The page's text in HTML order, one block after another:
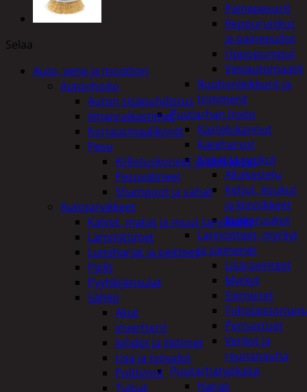
Painepesurit
Reppuruiskut
ja painepullot
Uppopumput
Vesiautomaatit
Ruohonleikkurit ja
trimmerit
Puutarhan hoito
Kastelukannut
Kateharsot
Kukat ja ruukut
Altakastelu
Ketjut, koukut
ja kiinnikkeet
Kukkaruukut
Lannoitteet, myrkyt
ja siemenet
Lisäravinteet
Myrkyt
Siemenet
Pensastuet
Verkot ja
reunanauha
Puutarhatyökalut
Harjat
Selaa
Auto, vene ja moottori
Autonhoito
Auton sisäpuhdistus
ilmanraikastimet
Korjausmaalikynät
Pesu
Kiillotuskoneet ja tarvikkeet
Pesuvälineet
Shampoot ja vahat
Autotarvikkeet
Kalvot, matot ja muut tarvikkeet
Lämmittimet
Lumiharjat ja peitteet
Peilit
Pyyhkijänsulat
Sähkö
Akut
invertterit
Johdot ja liittimet
Lisä ja työvalot
Polttimot
Tulpat